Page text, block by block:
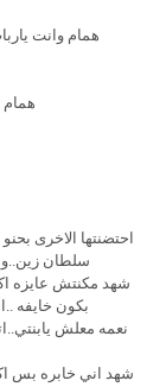
همام وانت
احتضنتها الاخرى
سلطان
شهد مكنتش عايزه
بكون خايفه
نعمه معلش
شهد اني خابره بس